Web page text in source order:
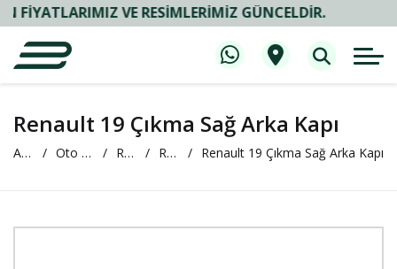
VE RESIMLERIMIZ GÜNCELDIR.
Renault 19 Çıkma Sağ Arka Kapı
Anasayfa Oto Çıkma ve Yedek Parça RENAULT RENAULT 19 Renault 19 Çıkma Sağ Arka Kapı